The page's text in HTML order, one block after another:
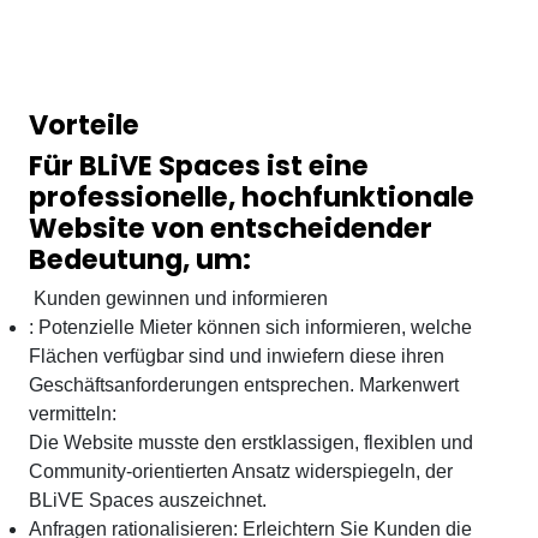
Vorteile
Für BLiVE Spaces ist eine
professionelle, hochfunktionale
Website von entscheidender
Bedeutung, um:
Kunden gewinnen und informieren
: Potenzielle Mieter können sich informieren, welche
Flächen verfügbar sind und inwiefern diese ihren
Geschäftsanforderungen entsprechen. Markenwert
vermitteln:
Die Website musste den erstklassigen, flexiblen und
Community-orientierten Ansatz widerspiegeln, der
BLiVE Spaces auszeichnet.
Anfragen rationalisieren: Erleichtern Sie Kunden die